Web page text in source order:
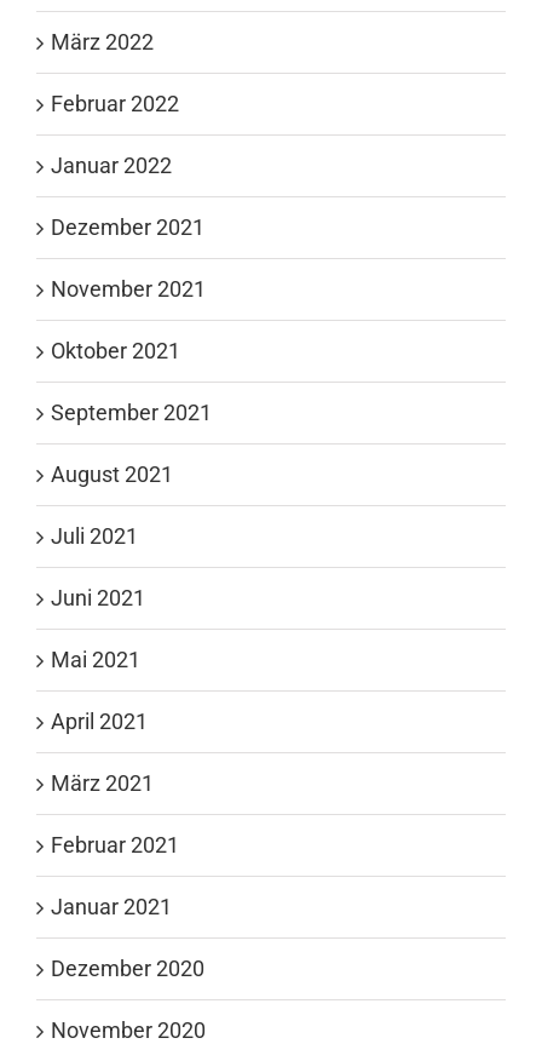
März 2022
Februar 2022
Januar 2022
Dezember 2021
November 2021
Oktober 2021
September 2021
August 2021
Juli 2021
Juni 2021
Mai 2021
April 2021
März 2021
Februar 2021
Januar 2021
Dezember 2020
November 2020